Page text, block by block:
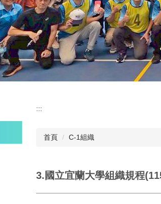
:::
首頁 C-1組織
3.國立宜蘭大學組織規程